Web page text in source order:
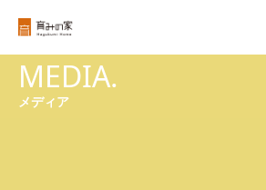
MEDIA.
メディア